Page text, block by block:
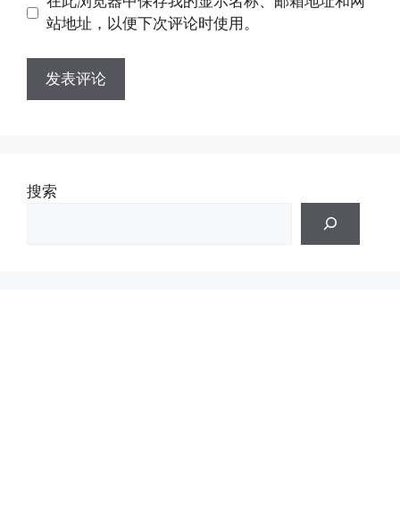
址
址 站地址，以便下次评论时使用。
搜索